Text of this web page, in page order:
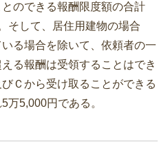
のできる報酬限度額の合計
そして、居住用建物の場合
る場合を除いて、依頼者の一
る報酬は受領することはでき
Ｃから受け取ることができる
万5,000円である。